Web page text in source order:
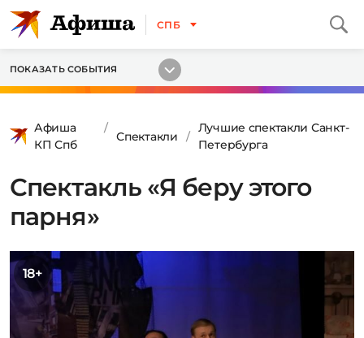
СПБ
ПОКАЗАТЬ СОБЫТИЯ
Афиша
КП Спб
Спектакли
Лучшие спектакли Санкт-
Петербурга
Спектакль «Я беру этого
парня»
18+